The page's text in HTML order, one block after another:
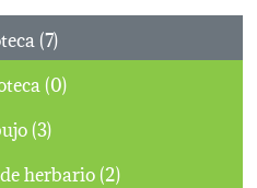
Fototeca (7)
Scanoteca (0)
Dibujo (3)
Ejemplares de herbario (2)